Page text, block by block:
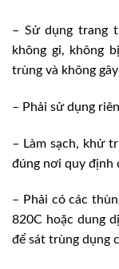
– Sử dụng trang
không gỉ, không
trùng và không
– Phải sử dụng
– Làm sạch, khử
đúng nơi quy định
– Phải có các
820C hoặc dung
để sát trùng dụng